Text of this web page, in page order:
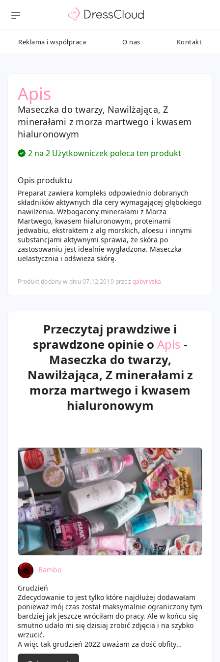
Reklama i współpraca O nas Kontakt
Apis
Maseczka do twarzy, Nawilżająca, Z
minerałami z morza martwego i kwasem
hialuronowym
2 na 2 Użytkowniczek poleca ten produkt
Opis produktu
Preparat zawiera kompleks odpowiednio dobranych
składników aktywnych dla cery wymagającej głębokiego
nawilżenia. Wzbogacony minerałami z Morza
Martwego, kwasem hialuronowym, proteinami
jedwabiu, ekstraktem z alg morskich, aloesu i innymi
substancjami aktywnymi sprawia, że skóra po
zastosowaniu jest idealnie wygładzona. Maseczka
uelastycznia i odświeża skórę.
Produkt dodany w dniu 07.12.2019 przez gabyryska
Przeczytaj prawdziwe i
sprawdzone opinie o Apis -
Maseczka do twarzy,
Nawilżająca, Z minerałami z
morza martwego i kwasem
hialuronowym
Bambo
Grudzień
Zdecydowanie to jest tylko które najdłużej dodawałam
ponieważ mój czas został maksymalnie ograniczony tym
bardziej jak jeszcze wróciłam do pracy. Ale w końcu się
smutno udało mi się dzisiaj zrobić zdjęcia i na szybko
wrzucić.
A więc tak grudzień 2022 uważam za dość obfity
miesiąc jeśli chodzi o kosmetyki do pielęgnacji.